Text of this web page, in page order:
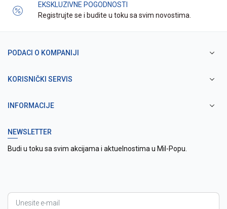
EKSKLUZIVNE POGODNOSTI
Registrujte se i budite u toku sa svim novostima.
PODACI O KOMPANIJI
KORISNIČKI SERVIS
INFORMACIJE
NEWSLETTER
Budi u toku sa svim akcijama i aktuelnostima u Mil-Popu.